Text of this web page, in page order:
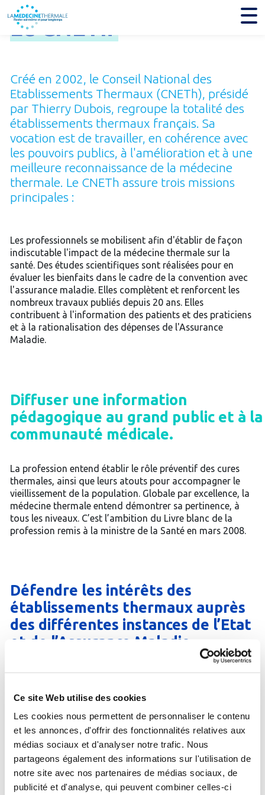
Ce site Web utilise des cookies
Les cookies nous permettent de personnaliser le contenu
et les annonces, d'offrir des fonctionnalités relatives aux
médias sociaux et d'analyser notre trafic. Nous
partageons également des informations sur l'utilisation de
notre site avec nos partenaires de médias sociaux, de
publicité et d'analyse, qui peuvent combiner celles-ci
LeCNETh
Créé en 2002, le Conseil National des
Etablissements Thermaux (CNETh), présidé
par Thierry Dubois, regroupe la totalité des
établissements thermaux français. Sa
vocation est de travailler, en cohérence avec
les pouvoirs publics, à l'amélioration et à une
meilleure reconnaissance de la médecine
thermale. Le CNETh assure trois missions
principales :
Les professionnels se mobilisent afin d'établir de façon
indiscutable l'impact de la médecine thermale sur la
santé. Des études scientifiques sont réalisées pour en
évaluer les bienfaits dans le cadre de la convention avec
l'assurance maladie. Elles complètent et renforcent les
nombreux travaux publiés depuis 20 ans. Elles
contribuent à l'information des patients et des praticiens
et à la rationalisation des dépenses de l'Assurance
Maladie.
Diffuser une information
pédagogique au grand public et à la
communauté médicale.
La profession entend établir le rôle préventif des cures
thermales, ainsi que leurs atouts pour accompagner le
vieillissement de la population. Globale par excellence, la
médecine thermale entend démontrer sa pertinence, à
tous les niveaux. C’est l’ambition du Livre blanc de la
profession remis à la ministre de la Santé en mars 2008.
Défendre les intérêts des
établissements thermaux auprès
des différentes instances de l’Etat
et de l’Assurance Maladie.
Si l’allopathie a permis, depuis la fin du XIXe siècle,
donné à la pharmacopée une place de plus en plus
prépondérante, au risque d’une surconsommation de
médicaments. Autant pour des raisons économiques que
pour une plus grande efficacité thérapeutique, d’autres
approches thérapeutiques plus holistiques sont
nécessaires. Au delà de son efficacité, la médecine
thermale redonne toute sa place à l’interaction
thérapeutique, recentrant la relation entre le médecin et